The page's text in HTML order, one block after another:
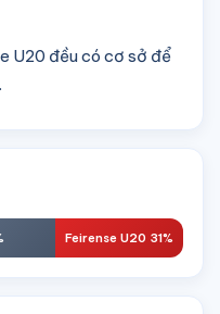
U20 đều có cơ sở để
Feirense U20 31%